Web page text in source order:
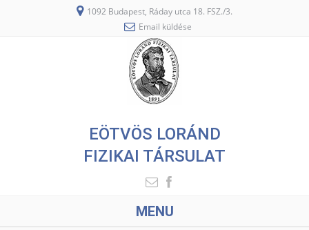
1092 Budapest, Ráday utca 18. FSZ./3.
Email küldése
EÖTVÖS LORÁND
FIZIKAI TÁRSULAT
MENU